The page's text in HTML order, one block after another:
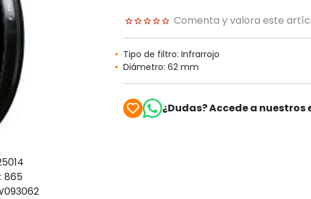
865
Comenta y valora este
Tipo de filtro: Infrarrojo
Diámetro: 62 mm
¿Dudas? Accede a